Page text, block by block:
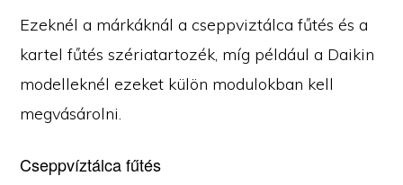
Ezeknél a márkáknál a cseppviztálca fűtés és a
kartel fűtés szériatartozék, míg például a Daikin
modelleknél ezeket külön modulokban kell
megvásárolni.
Cseppvíztálca fűtés